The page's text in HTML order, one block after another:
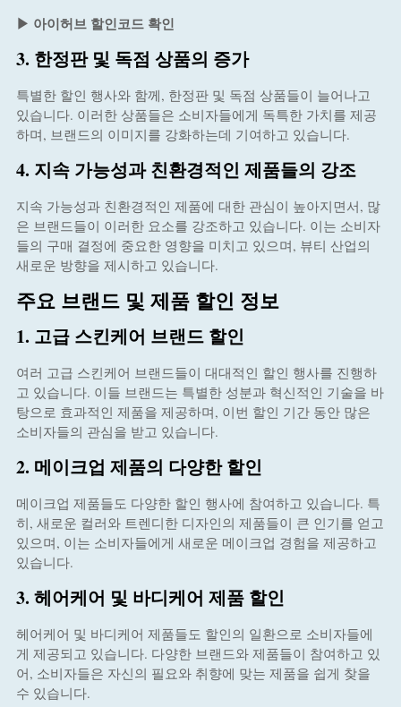
▶ 아이허브 할인코드 확인
3. 한정판 및 독점 상품의 증가
특별한 할인 행사와 함께, 한정판 및 독점 상품들이 늘어나고
있습니다. 이러한 상품들은 소비자들에게 독특한 가치를 제공
하며, 브랜드의 이미지를 강화하는데 기여하고 있습니다.
4. 지속 가능성과 친환경적인 제품들의 강조
지속 가능성과 친환경적인 제품에 대한 관심이 높아지면서, 많
은 브랜드들이 이러한 요소를 강조하고 있습니다. 이는 소비자
들의 구매 결정에 중요한 영향을 미치고 있으며, 뷰티 산업의
새로운 방향을 제시하고 있습니다.
주요 브랜드 및 제품 할인 정보
1. 고급 스킨케어 브랜드 할인
여러 고급 스킨케어 브랜드들이 대대적인 할인 행사를 진행하
고 있습니다. 이들 브랜드는 특별한 성분과 혁신적인 기술을 바
탕으로 효과적인 제품을 제공하며, 이번 할인 기간 동안 많은
소비자들의 관심을 받고 있습니다.
2. 메이크업 제품의 다양한 할인
메이크업 제품들도 다양한 할인 행사에 참여하고 있습니다. 특
히, 새로운 컬러와 트렌디한 디자인의 제품들이 큰 인기를 얻고
있으며, 이는 소비자들에게 새로운 메이크업 경험을 제공하고
있습니다.
3. 헤어케어 및 바디케어 제품 할인
헤어케어 및 바디케어 제품들도 할인의 일환으로 소비자들에
게 제공되고 있습니다. 다양한 브랜드와 제품들이 참여하고 있
어, 소비자들은 자신의 필요와 취향에 맞는 제품을 쉽게 찾을
수 있습니다.